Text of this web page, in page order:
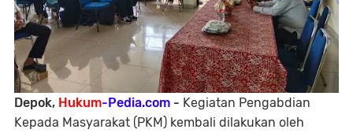
Depok, Hukum-Pedia.com - Kegiatan Pengabdian
Kepada Masyarakat (PKM) kembali dilakukan oleh